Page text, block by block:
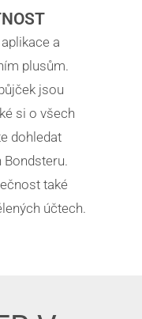
a
plusům.
jsou
si o všech
dohledat
také
účtech.